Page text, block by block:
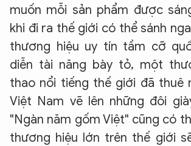
muốn mỗi sản phẩm được
khi đi ra thế giới có thể sánh
thương hiệu uy tín tầm cỡ
diễn tài năng bày tỏ, một
thao nổi tiếng thế giới đã thuê
Việt Nam vẽ lên những đôi
"Ngàn năm gốm Việt" cũng có
thương hiệu lớn trên thế giới